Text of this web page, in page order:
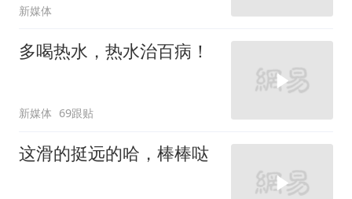
新媒体
多喝热水，热水治百病！
新媒体 69跟贴
这滑的挺远的哈，棒棒哒